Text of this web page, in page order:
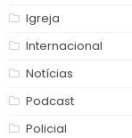
Igreja
Internacional
Notícias
Podcast
Policial